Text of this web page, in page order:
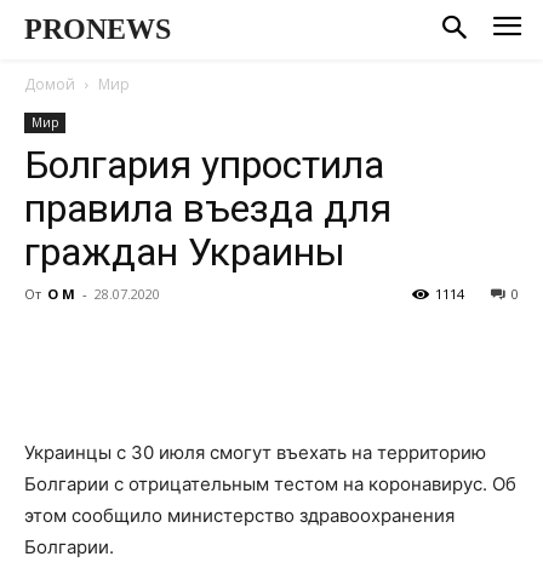
PRONEWS
Домой Мир
Мир
Болгария упростила
правила въезда для
граждан Украины
От О М - 28.07.2020 0
1114
Украинцы с 30 июля смогут въехать на территорию
Болгарии c отрицательным тестом на коронавирус. Об
этом сообщило министерство здравоохранения
Болгарии.